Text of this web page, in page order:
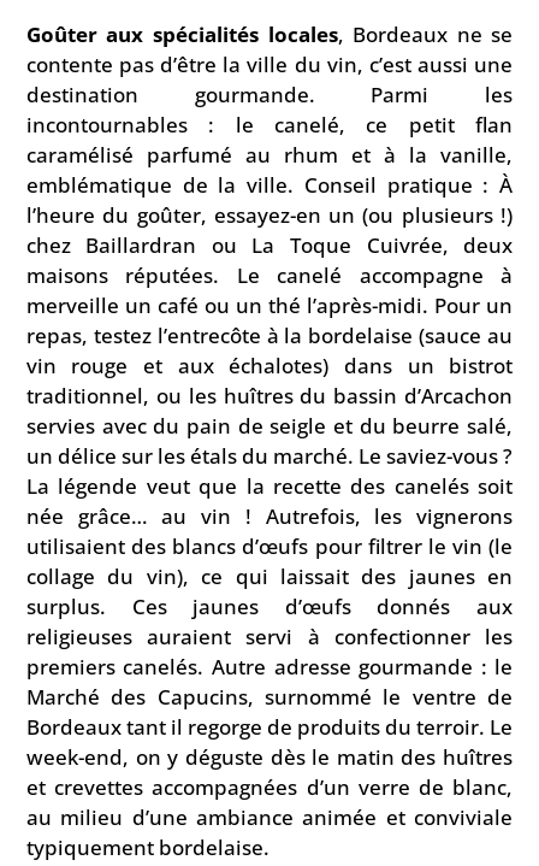
Goûter aux spécialités locales, Bordeaux ne se
contente pas d’être la ville du vin, c’est aussi une
destination gourmande. Parmi les
incontournables : le canelé, ce petit flan
caramélisé parfumé au rhum et à la vanille,
emblématique de la ville. Conseil pratique : À
l’heure du goûter, essayez-en un (ou plusieurs !)
chez Baillardran ou La Toque Cuivrée, deux
maisons réputées. Le canelé accompagne à
merveille un café ou un thé l’après-midi. Pour un
repas, testez l’entrecôte à la bordelaise (sauce au
vin rouge et aux échalotes) dans un bistrot
traditionnel, ou les huîtres du bassin d’Arcachon
servies avec du pain de seigle et du beurre salé,
un délice sur les étals du marché. Le saviez-vous ?
La légende veut que la recette des canelés soit
née grâce… au vin ! Autrefois, les vignerons
utilisaient des blancs d’œufs pour filtrer le vin (le
collage du vin), ce qui laissait des jaunes en
surplus. Ces jaunes d’œufs donnés aux
religieuses auraient servi à confectionner les
premiers canelés. Autre adresse gourmande : le
Marché des Capucins, surnommé le ventre de
Bordeaux tant il regorge de produits du terroir. Le
week-end, on y déguste dès le matin des huîtres
et crevettes accompagnées d’un verre de blanc,
au milieu d’une ambiance animée et conviviale
typiquement bordelaise.